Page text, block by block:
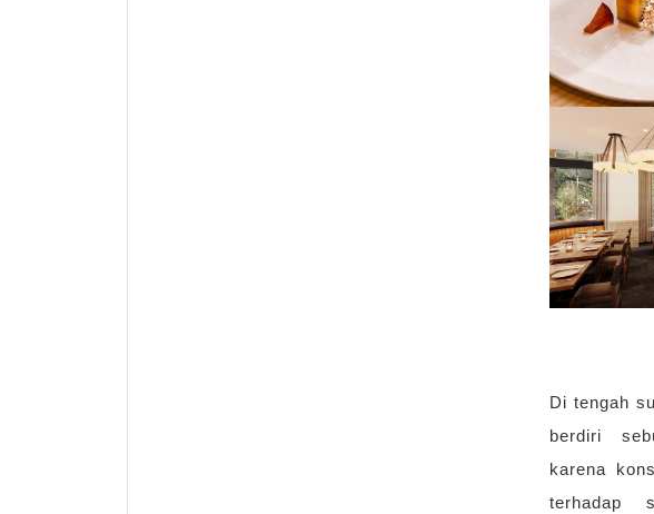
Di tengah
berdiri
karena
terhadap